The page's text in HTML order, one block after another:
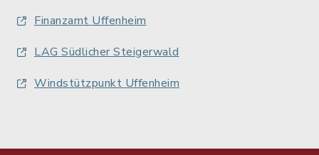
Finanzamt Uffenheim
LAG Südlicher Steigerwald
Windstützpunkt Uffenheim